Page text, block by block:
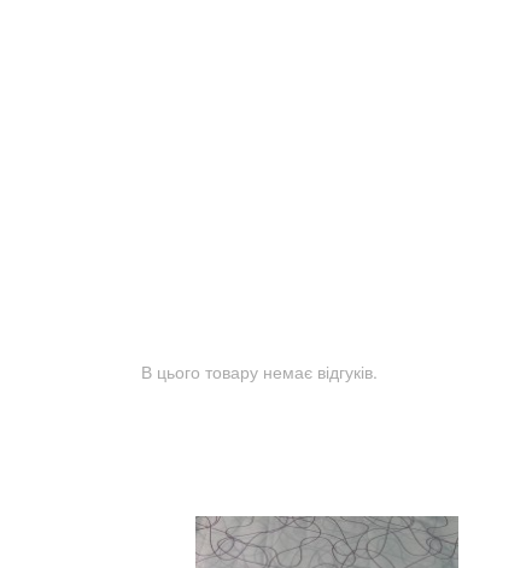
В цього товару немає відгуків.